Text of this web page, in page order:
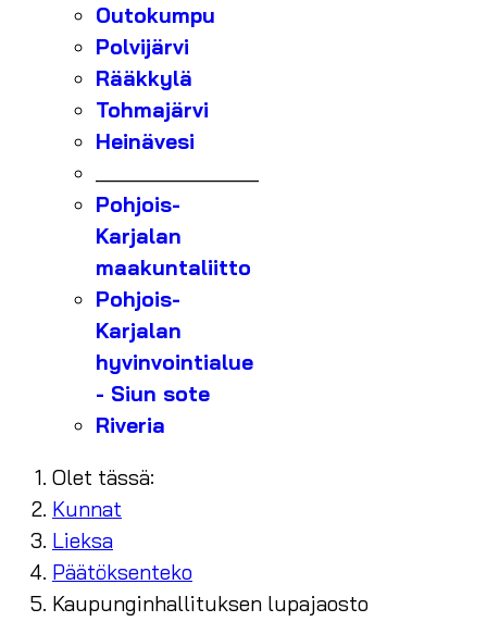
Outokumpu
Polvijärvi
Rääkkylä
Tohmajärvi
Heinävesi
Pohjois-
Karjalan
maakuntaliitto
Pohjois-
Karjalan
hyvinvointialue
- Siun sote
Riveria
Olet tässä:
Kunnat
Lieksa
Päätöksenteko
Kaupunginhallituksen lupajaosto